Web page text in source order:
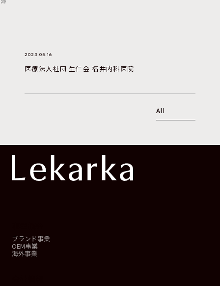
2023.05.16
医療法人社団 生仁会 福井内科医院
All
ブランド事業
OEM事業
海外事業